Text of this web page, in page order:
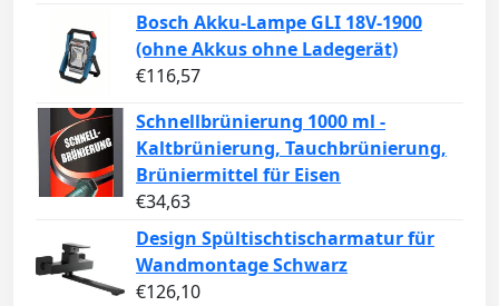
Bosch Akku-Lampe GLI 18V-1900
(ohne Akkus ohne Ladegerät)
€116,57
Schnellbrünierung 1000 ml -
Kaltbrünierung, Tauchbrünierung,
Brüniermittel für Eisen
€34,63
Design Spültischtischarmatur für
Wandmontage Schwarz
€126,10